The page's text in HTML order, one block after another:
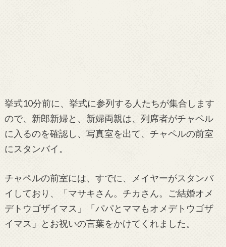
挙式10分前に、挙式に参列する人たちが集合します
ので、新郎新婦と、新婦両親は、列席者がチャペル
に入るのを確認し、写真室を出て、チャペルの前室
にスタンバイ。
チャペルの前室には、すでに、メイヤーがスタンバ
イしており、「マサキさん。チカさん。ご結婚オメ
デトウゴザイマス」「パパとママもオメデトウゴザ
イマス」とお祝いの言葉をかけてくれました。